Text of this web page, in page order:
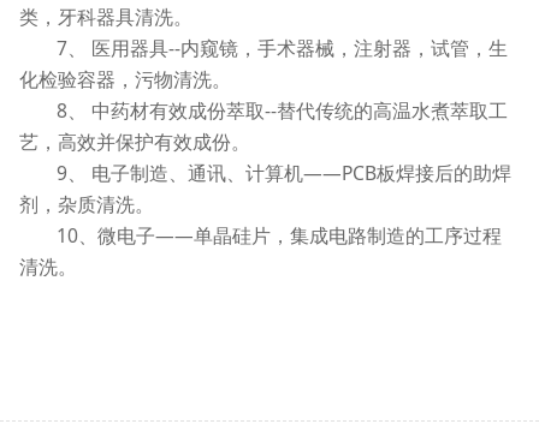
类，牙科器具清洗。
7、 医用器具--内窥镜，手术器械，注射器，试管，生
化检验容器，污物清洗。
8、 中药材有效成份萃取--替代传统的高温水煮萃取工
艺，高效并保护有效成份。
9、 电子制造、通讯、计算机——PCB板焊接后的助焊
剂，杂质清洗。
10、微电子——单晶硅片，集成电路制造的工序过程
清洗。